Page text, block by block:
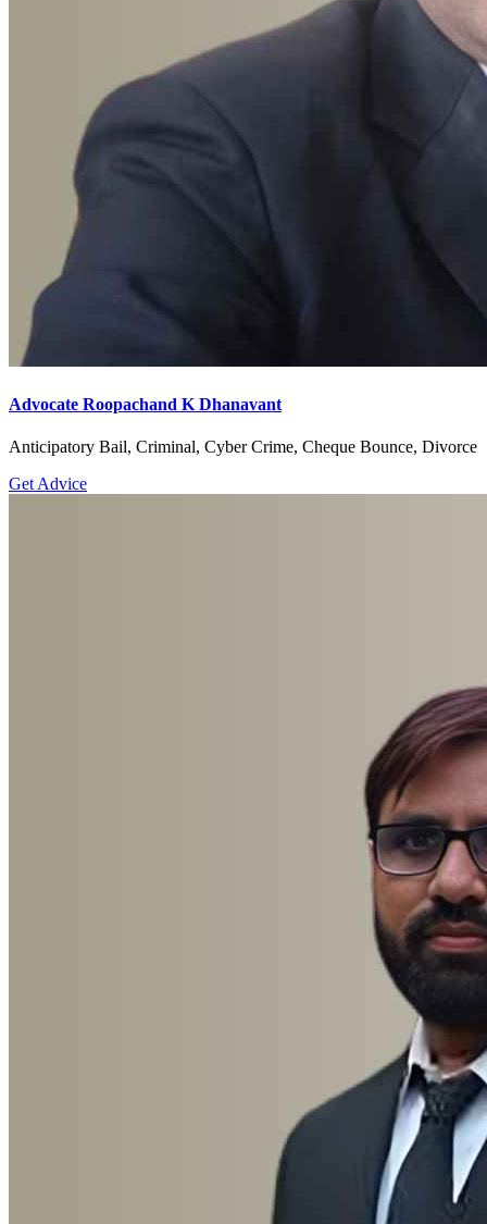
Advocate Roopachand K Dhanavant
Anticipatory Bail, Criminal, Cyber Crime, Cheque Bounce, Divorce
Get Advice